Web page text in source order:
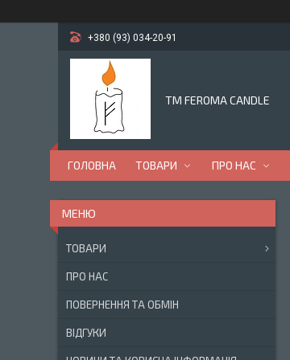
+380 (93) 034-20-91
TM FEROMA CANDLE
ГОЛОВНА ТОВАРИ ПРО НАС
ТОВАРИ
ПРО НАС
ПОВЕРНЕННЯ ТА ОБМІН
ВІДГУКИ